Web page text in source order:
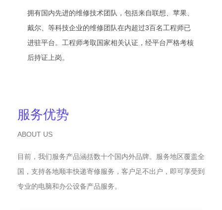
拥有国内先进的维修技术团队，包括来自联想、苹果、
戴尔、等科技企业的维修团队在内超过3百名工程师已
进驻平台。工程师考取国家相关认证，经平台严格考核
后持证上岗。
服务优势
ABOUT US
目前，我们服务产品涵括数十个国内外品牌。服务地区覆盖全
国，支持各地顺丰快递寄修服务，客户足不出户，即可享受到
专业的电脑和办公设备产品服务。